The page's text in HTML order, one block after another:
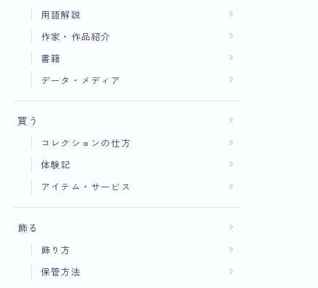
用語解説
作家・作品紹介
書籍
データ・メディア
買う
コレクションの仕方
体験記
アイテム・サービス
飾る
飾り方
保管方法